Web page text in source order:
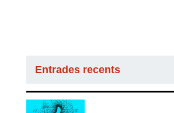
Entrades recents